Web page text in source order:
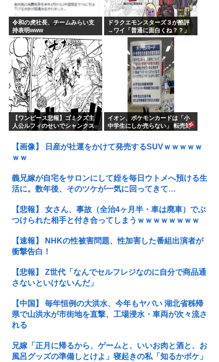
令和の虎社長、チームみらい支
持表明www
ドラクエモンスターズ３が酷評
→ワイ「普通に面白くね？？」
【ワンピース悲報】ゴミクズ主
人公ルフィのせいでシャンクス
www
イオン、ポケモンカードは「小
中学生にしか売らない」 転売対
【画像】 日産が社運をかけて発売するSUVｗｗｗｗｗ
ｗｗ
義兄嫁が自宅をサロンにして姪を毎日ウトメへ預ける生
活に。数年後、そのツケが一気に回ってきて…
【悲報】 女さん、事故（全治4ヶ月半・車は廃車）でぶ
つけられた相手と付き合ってしまうｗｗｗｗｗｗｗｗ
【速報】 NHKの性被害問題、性加害した番組出演者が
衝撃告白！
【悲報】 Z世代「なんでセルフレジなのに自分で商品通
さないといけないんだ」
【中国】 毎年恒例の大洪水、今年もヤバい 湖北省秭帰
県で山洪水が市街地を直撃、工場浸水・車両が次々流さ
れる
兄嫁「正月に帰るから、ゲームと、いいお肉と酒と、お
風呂グッズの準備しとけよ」寝起きの私「知るかボケ」